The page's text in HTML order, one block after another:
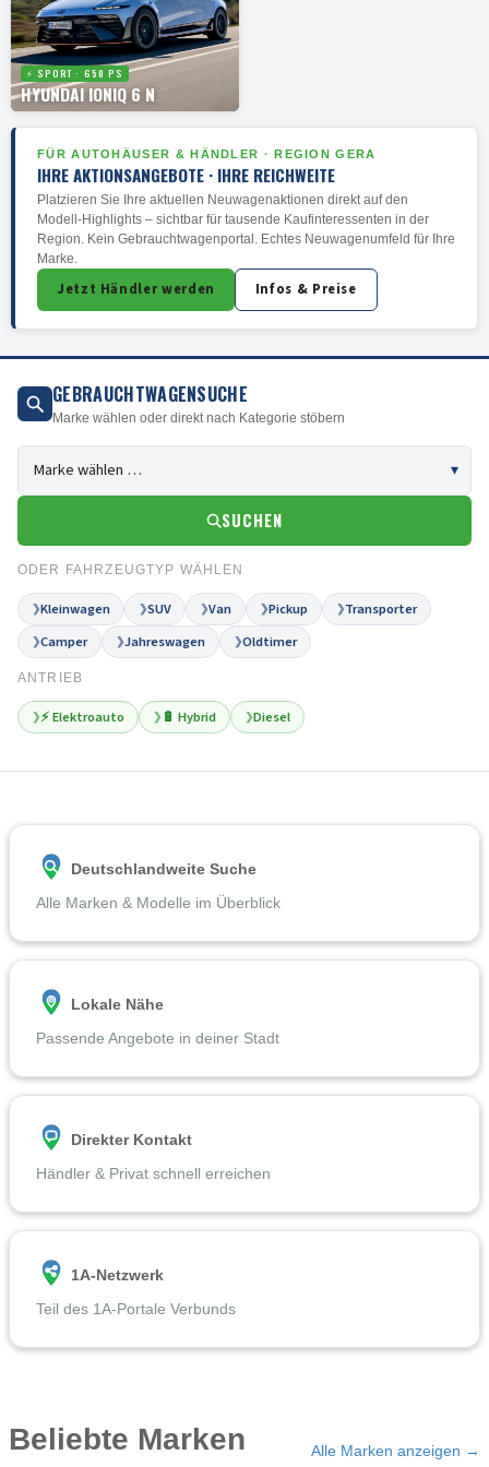
⚡ SPORT · 650 PS
HYUNDAI IONIQ 6 N
FÜR AUTOHÄUSER & HÄNDLER · REGION GERA
IHRE AKTIONSANGEBOTE · IHRE REICHWEITE
Platzieren Sie Ihre aktuellen Neuwagenaktionen direkt auf den
Modell-Highlights – sichtbar für tausende Kaufinteressenten in der
Region. Kein Gebrauchtwagenportal. Echtes Neuwagenumfeld für Ihre
Marke.
Jetzt Händler werden Infos & Preise
GEBRAUCHTWAGENSUCHE
Marke wählen oder direkt nach Kategorie stöbern
SUCHEN
ODER FAHRZEUGTYP WÄHLEN
❯Kleinwagen ❯SUV ❯Van ❯Pickup ❯Transporter
❯Camper ❯Jahreswagen ❯Oldtimer
ANTRIEB
❯⚡ Elektroauto ❯ 🔋 Hybrid ❯Diesel
Deutschlandweite Suche
Alle Marken & Modelle im Überblick
Lokale Nähe
Passende Angebote in deiner Stadt
Direkter Kontakt
Händler & Privat schnell erreichen
1A-Netzwerk
Teil des 1A-Portale Verbunds
Beliebte Marken Alle Marken anzeigen →